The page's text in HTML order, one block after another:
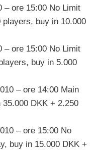
– ore 15:00 No Limit
players, buy in 10.000
– ore 15:00 No Limit
buy in 5.000
– ore 14:00 Main
35.000 DKK + 2.250
– ore 15:00 No
buy in 15.000 DKK +